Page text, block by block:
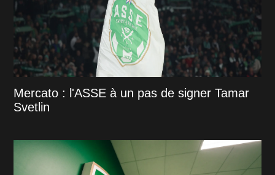
Mercato : l'ASSE à un pas de signer Tamar
Svetlin